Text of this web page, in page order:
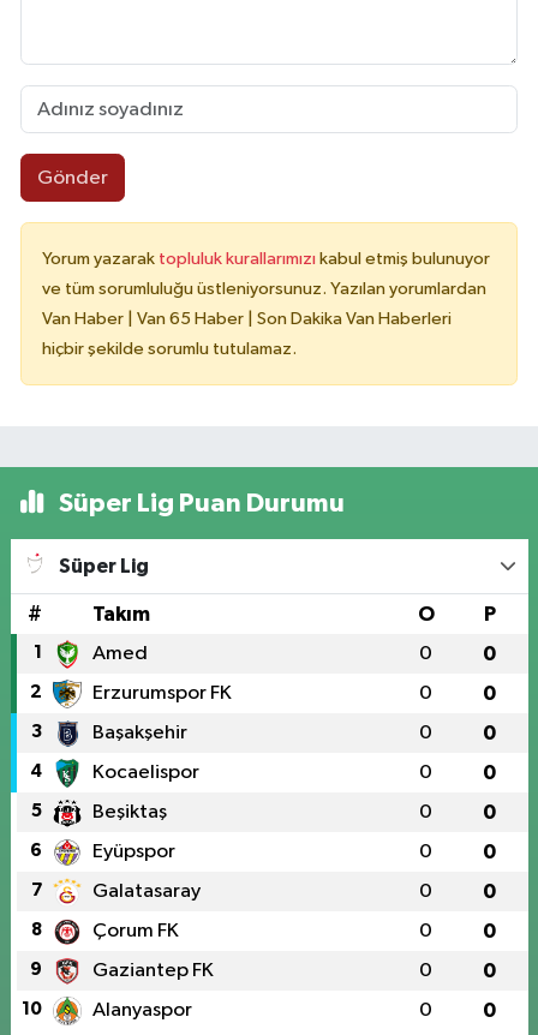
Gönder
Yorum yazarak topluluk kurallarımızı kabul etmiş bulunuyor
ve tüm sorumluluğu üstleniyorsunuz. Yazılan yorumlardan
Van Haber | Van 65 Haber | Son Dakika Van Haberleri
hiçbir şekilde sorumlu tutulamaz.
Süper Lig Puan Durumu
Süper Lig
# Takım O P
1 Amed 0 0
2 Erzurumspor FK 0 0
3 Başakşehir 0 0
4 Kocaelispor 0 0
5 Beşiktaş 0 0
6 Eyüpspor 0 0
7 Galatasaray 0 0
8 Çorum FK 0 0
9 Gaziantep FK 0 0
10 Alanyaspor 0 0